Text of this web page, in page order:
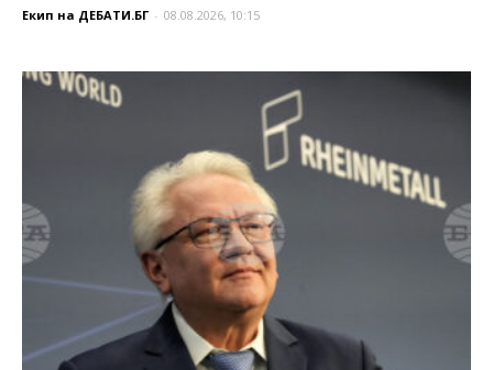
Екип на ДЕБАТИ.БГ - 08.08.2026, 10:15